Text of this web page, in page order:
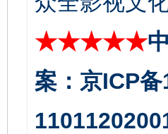
★★★★★
案：京ICP
千年窑火 生生不息